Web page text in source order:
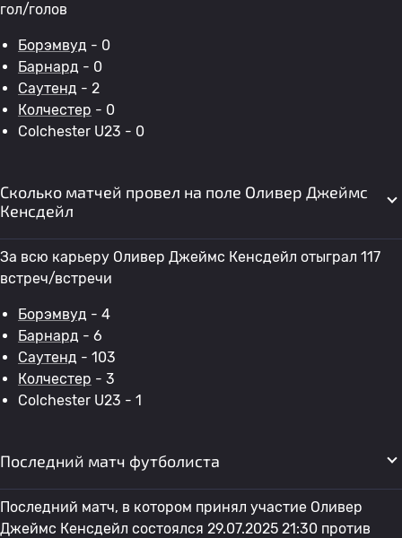
гол/голов
Борэмвуд - 0
Барнард - 0
Саутенд - 2
Колчестер - 0
Colchester U23 - 0
Сколько матчей провел на поле Оливер Джеймс
Кенсдейл
За всю карьеру Оливер Джеймс Кенсдейл отыграл 117
встреч/встречи
Борэмвуд - 4
Барнард - 6
Саутенд - 103
Колчестер - 3
Colchester U23 - 1
Последний матч футболиста
Последний матч, в котором принял участие Оливер
Джеймс Кенсдейл состоялся 29.07.2025 21:30 против